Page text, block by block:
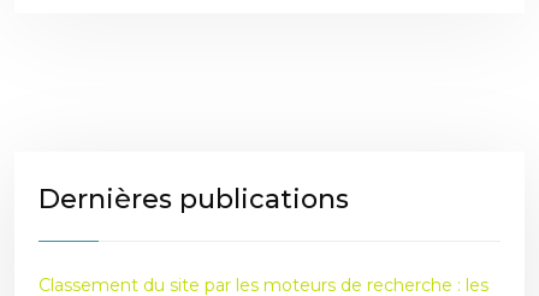
Dernières publications
Classement du site par les moteurs de recherche : les